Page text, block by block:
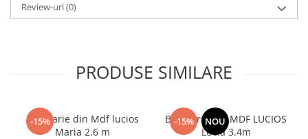
Review-uri(0)
PRODUSE SIMILARE
-15%
Bucatarie din Mdf lucios
Maria 2.6 m
-15% NOU
Bucatarie din MDF LUCIOS
Lucia 3.4m